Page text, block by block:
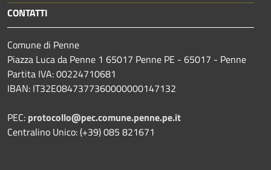
CONTATTI
Comune di Penne
Piazza Luca da Penne 1 65017 Penne PE - 65017 - Penne
Partita IVA: 00224710681
IBAN: IT32E0847377360000000147132
PEC: protocollo@pec.comune.penne.pe.it
Centralino Unico: (+39) 085 821671